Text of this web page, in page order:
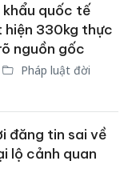
khẩu quốc tế
hiện 330kg thực
nguồn gốc
Pháp luật đời
đăng tin sai về
lộ cảnh quan